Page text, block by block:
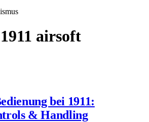
1911 airsoft
bei 1911:
& Handling